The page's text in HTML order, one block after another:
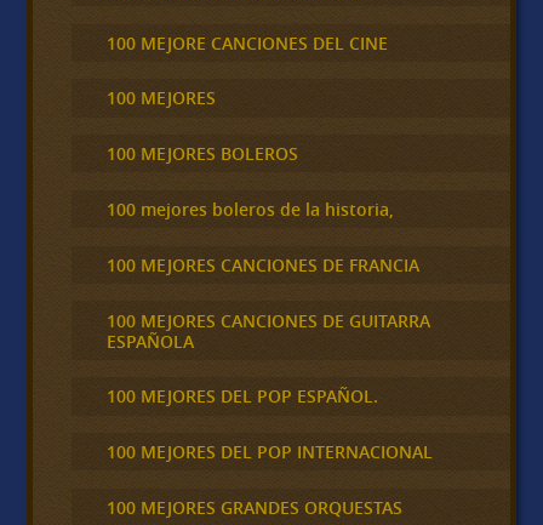
100 MEJORE CANCIONES DEL CINE
100 MEJORES
100 MEJORES BOLEROS
100 mejores boleros de la historia,
100 MEJORES CANCIONES DE FRANCIA
100 MEJORES CANCIONES DE GUITARRA
ESPAÑOLA
100 MEJORES DEL POP ESPAÑOL.
100 MEJORES DEL POP INTERNACIONAL
100 MEJORES GRANDES ORQUESTAS